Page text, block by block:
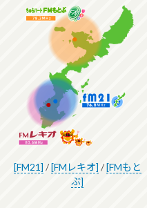
[FM21] /[FMレキオ] /[FMもと
ぶ]